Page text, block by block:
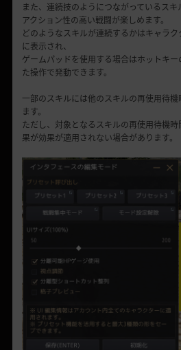
また、連続技のようにつながっているス
アクション性の高い戦闘が楽しめます。
どのようなスキルが連続するかはキャラ
に表示され、
ゲームパッドを使用する場合はホットキ
た操作で発動できます。
一部のスキルには他のスキルの再使用待
ます。
ただし、対象となるスキルの再使用待機
果が効果が適用されない場合があります。